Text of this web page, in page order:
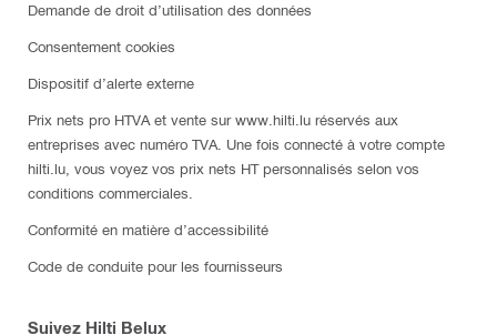
Demande de droit d’utilisation des données
Consentement cookies
Dispositif d’alerte externe
Prix nets pro HTVA et vente sur www.hilti.lu réservés aux
entreprises avec numéro TVA. Une fois connecté à votre compte
hilti.lu, vous voyez vos prix nets HT personnalisés selon vos
conditions commerciales.
Conformité en matière d’accessibilité
Code de conduite pour les fournisseurs
Suivez Hilti Belux